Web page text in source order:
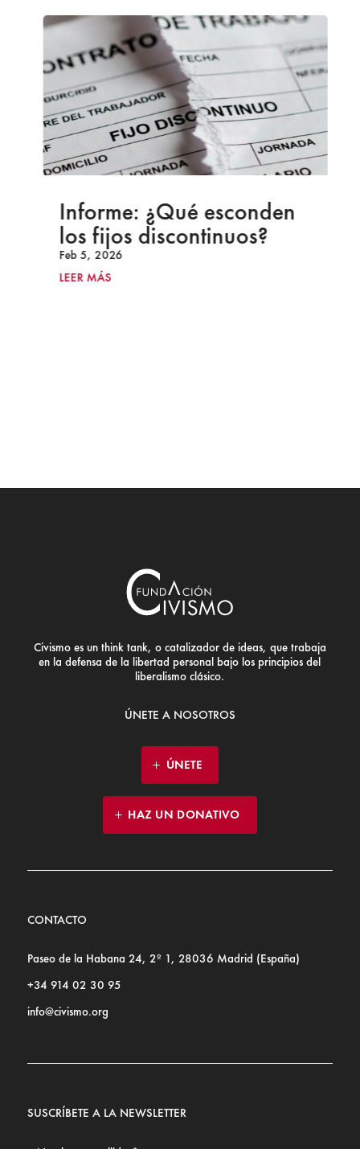
Informe: ¿Qué esconden
los fijos discontinuos?
Feb 5, 2026
LEER MÁS
Civismo es un think tank, o catalizador de ideas, que trabaja
en la defensa de la libertad personal bajo los principios del
liberalismo clásico.
ÚNETE A NOSOTROS
ÚNETE
HAZ UN DONATIVO
CONTACTO
Paseo de la Habana 24, 2º 1, 28036 Madrid (España)
+34 914 02 30 95
info@civismo.org
SUSCRÍBETE A LA NEWSLETTER